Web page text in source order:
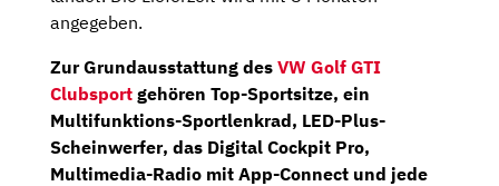
angegeben.
Zur Grundausstattung des VW Golf GTI
Clubsport gehören Top-Sportsitze, ein
Multifunktions-Sportlenkrad, LED-Plus-
Scheinwerfer, das Digital Cockpit Pro,
Multimedia-Radio mit App-Connect und jede